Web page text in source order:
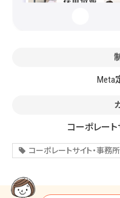
Meta
コーポレート
コーポレートサイト・事務所